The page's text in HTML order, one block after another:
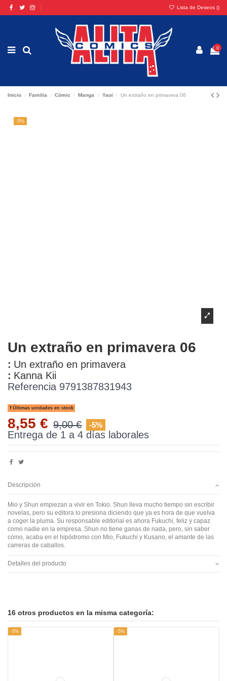
Lista de Deseos ()
0
Inicio Familia Cómic Manga Yaoi Un extraño en primavera 06
-5%
Un extraño en primavera 06
: Un extraño en primavera
: Kanna Kii
Referencia 9791387831943
Últimas unidades en stock
8,55 € 9,00 € -5%
Entrega de 1 a 4 días laborales
Descripción
Mio y Shun empiezan a vivir en Tokio. Shun lleva mucho tiempo sin escribir
novelas, pero su editora lo presiona diciendo que ya es hora de que vuelva
a coger la pluma. Su responsable editorial es ahora Fukuchi, feliz y capaz
como nadie en la empresa. Shun no tiene ganas de nada, pero, sin saber
cómo, acaba en el hipódromo con Mio, Fukuchi y Kusano, el amante de las
carreras de caballos.
Detalles del producto
16 otros productos en la misma categoría:
-5% -5%